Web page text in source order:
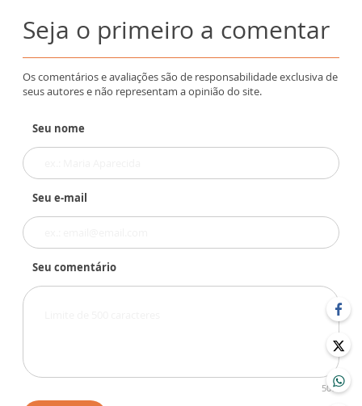
Seja o primeiro a comentar
Os comentários e avaliações são de responsabilidade exclusiva de
seus autores e não representam a opinião do site.
Seu nome
Seu e-mail
Seu comentário
500